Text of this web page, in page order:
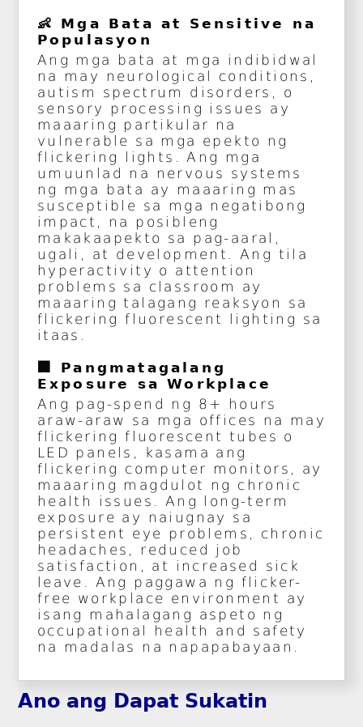
👶 Mga Bata at Sensitive na
Populasyon
Ang mga bata at mga indibidwal
na may neurological conditions,
autism spectrum disorders, o
sensory processing issues ay
maaaring partikular na
vulnerable sa mga epekto ng
flickering lights. Ang mga
umuunlad na nervous systems
ng mga bata ay maaaring mas
susceptible sa mga negatibong
impact, na posibleng
makakaapekto sa pag-aaral,
ugali, at development. Ang tila
hyperactivity o attention
problems sa classroom ay
maaaring talagang reaksyon sa
flickering fluorescent lighting sa
itaas.
🏢 Pangmatagalang
Exposure sa Workplace
Ang pag-spend ng 8+ hours
araw-araw sa mga offices na may
flickering fluorescent tubes o
LED panels, kasama ang
flickering computer monitors, ay
maaaring magdulot ng chronic
health issues. Ang long-term
exposure ay naiugnay sa
persistent eye problems, chronic
headaches, reduced job
satisfaction, at increased sick
leave. Ang paggawa ng flicker-
free workplace environment ay
isang mahalagang aspeto ng
occupational health and safety
na madalas na napapabayaan.
Ano ang Dapat Sukatin